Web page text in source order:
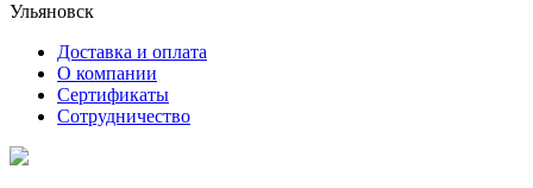
Ульяновск
Доставка и оплата
О компании
Сертификаты
Сотрудничество